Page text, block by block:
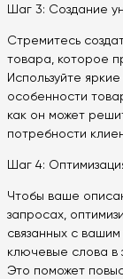
Шаг 3: Создание
Стремитесь
товара, которое
Используйте
особенности
как он может
потребности
Шаг 4:
Чтобы ваше
запросах,
связанных с
ключевые слова в
Это поможет